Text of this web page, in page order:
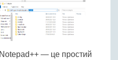
Notepad++ — це простий